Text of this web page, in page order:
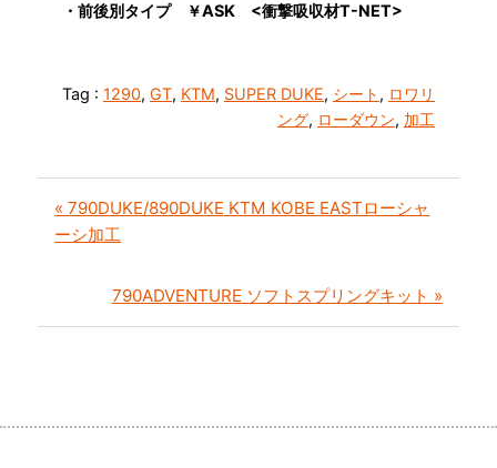
・前後別タイプ ￥ASK <衝撃吸収材T-NET>
Tag : 1290, GT, KTM, SUPER DUKE, シート , ロワリ
ング, ローダウン, 加工
« 790DUKE/890DUKE KTM KOBE EASTローシャ
ーシ加工
790ADVENTURE ソフトスプリングキット »